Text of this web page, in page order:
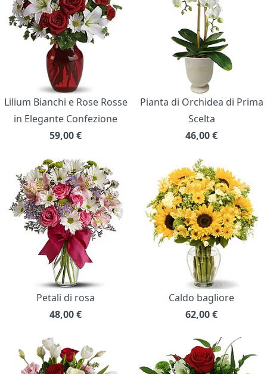
Lilium Bianchi e Rose Rosse
in Elegante Confezione
59,00€
Pianta di Orchidea di Prima
Scelta
46,00€
Petali di rosa
48,00€
Caldo bagliore
62,00€